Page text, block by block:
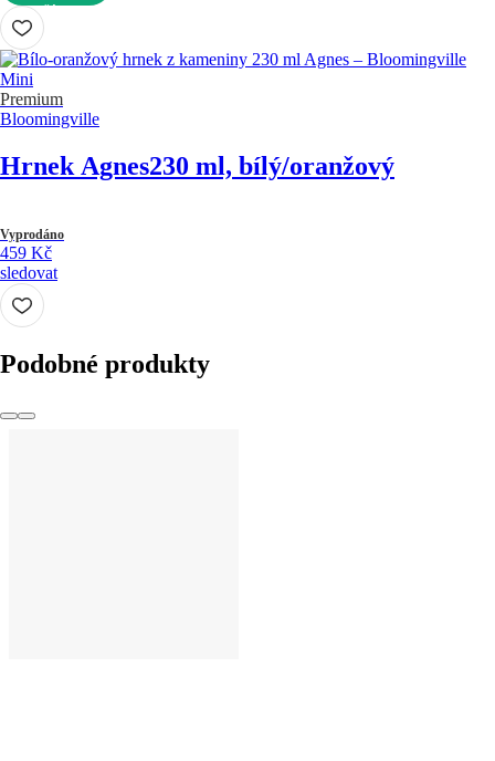
DO KOŠÍKU
Premium
Bloomingville
Hrnek Agnes230 ml, bílý/oranžový
Vyprodáno
459 Kč
sledovat
Podobné produkty